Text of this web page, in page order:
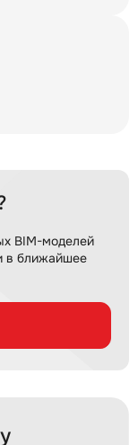
BIM-моделей
в ближайшее